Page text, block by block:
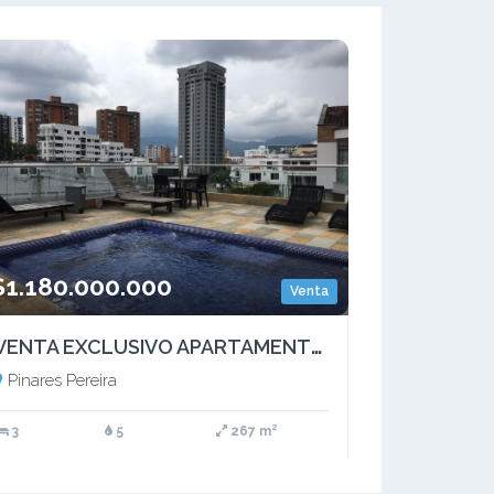
Venta
VENTA EXCLUSIVO APARTAMENTO EN PINARES PEREIRA
Pinares Pereira
3 5 267 m²